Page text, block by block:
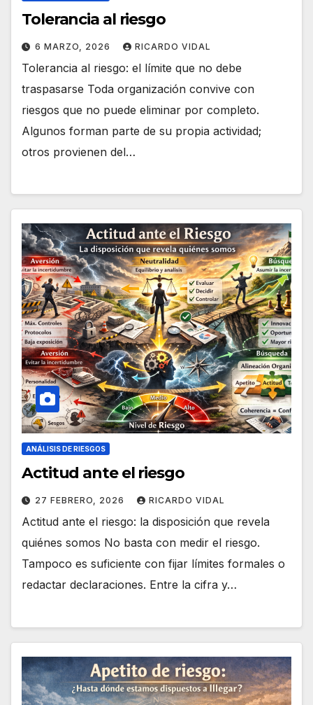
Tolerancia al riesgo
6 MARZO, 2026 RICARDO VIDAL
Tolerancia al riesgo: el límite que no debe
traspasarse Toda organización convive con
riesgos que no puede eliminar por completo.
Algunos forman parte de su propia actividad;
otros provienen del…
ANÁLISIS DE RIESGOS
Actitud ante el riesgo
27 FEBRERO, 2026 RICARDO VIDAL
Actitud ante el riesgo: la disposición que revela
quiénes somos No basta con medir el riesgo.
Tampoco es suficiente con fijar límites formales o
redactar declaraciones. Entre la cifra y…